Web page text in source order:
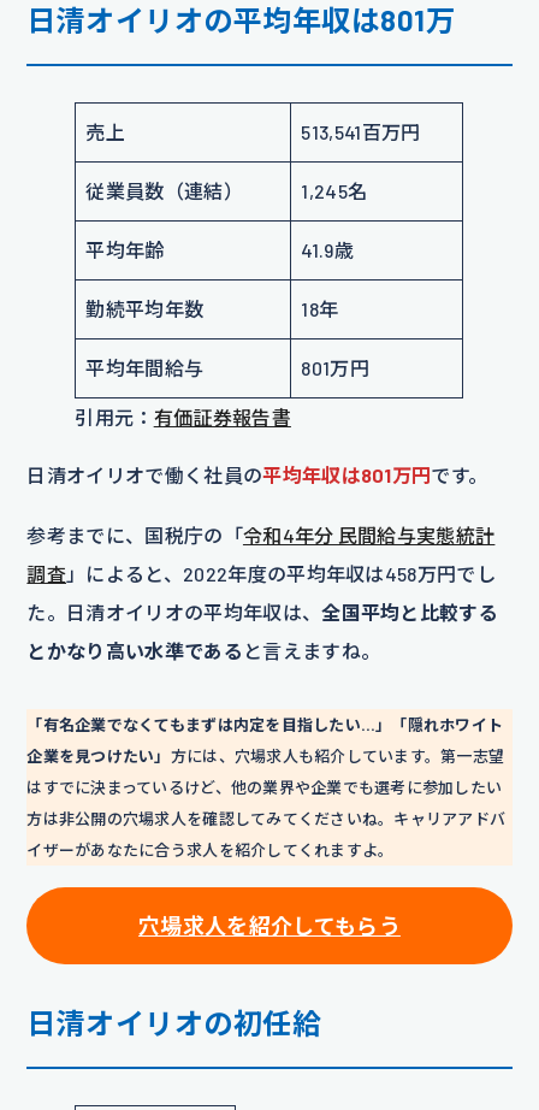
日清オイリオの平均年収は801万
売上 513,541百万円
従業員数（連結） 1,245名
平均年齢 41.9歳
勤続平均年数 18年
平均年間給与 801万円
引用元： 有価証券報告書
日清オイリオで働く社員の平均年収は801万円です。
参考までに、国税庁の「令和4年分 民間給与実態統計
調査 」によると、2022年度の平均年収は458万円でし
た。日清オイリオの平均年収は、全国平均と比較する
とかなり高い水準である と言えますね。
「有名企業でなくてもまずは内定を目指したい…」「隠れホワイト
企業を見つけたい」 方には、穴場求人も紹介しています。第一志望
はすでに決まっているけど、他の業界や企業でも選考に参加したい
方は非公開の穴場求人を確認してみてくださいね。キャリアアドバ
イザーがあなたに合う求人を紹介してくれますよ。
穴場求人を紹介してもらう
日清オイリオの初任給